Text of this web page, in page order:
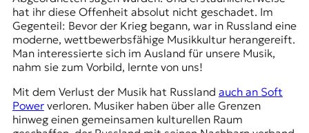
e
d
e
n
k
o
m
p
hat ihr diese Offenheit absolut nicht geschadet. Im
Gegenteil: Bevor der Krieg begann, war in Russland eine
moderne, wettbewerbsfähige Musikkultur herangereift.
Man interessierte sich im Ausland für unsere Musik,
nahm sie zum Vorbild, lernte von uns!
Mit dem Verlust der Musik hat Russland auch an Soft
Powerverloren. Musiker haben über alle Grenzen
hinweg einen gemeinsamen kulturellen Raum